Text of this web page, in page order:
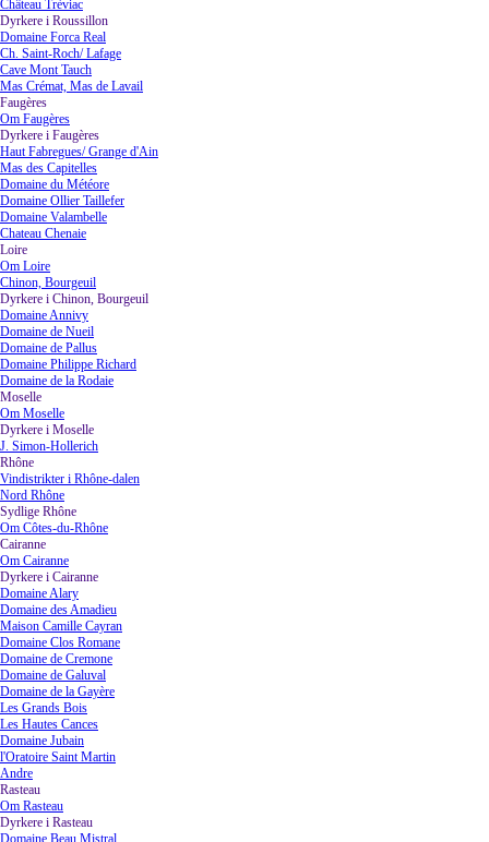
Château Trèviac
Dyrkere i Roussillon
Domaine Forca Real
Ch. Saint-Roch/ Lafage
Cave Mont Tauch
Mas Crémat, Mas de Lavail
Faugères
Om Faugères
Dyrkere i Faugères
Haut Fabregues/ Grange d'Ain
Mas des Capitelles
Domaine du Météore
Domaine Ollier Taillefer
Domaine Valambelle
Chateau Chenaie
Loire
Om Loire
Chinon, Bourgeuil
Dyrkere i Chinon, Bourgeuil
Domaine Annivy
Domaine de Nueil
Domaine de Pallus
Domaine Philippe Richard
Domaine de la Rodaie
Moselle
Om Moselle
Dyrkere i Moselle
J. Simon-Hollerich
Rhône
Vindistrikter i Rhône-dalen
Nord Rhône
Sydlige Rhône
Om Côtes-du-Rhône
Cairanne
Om Cairanne
Dyrkere i Cairanne
Domaine Alary
Domaine des Amadieu
Maison Camille Cayran
Domaine Clos Romane
Domaine de Cremone
Domaine de Galuval
Domaine de la Gayère
Les Grands Bois
Les Hautes Cances
Domaine Jubain
l'Oratoire Saint Martin
Andre
Rasteau
Om Rasteau
Dyrkere i Rasteau
Domaine Beau Mistral